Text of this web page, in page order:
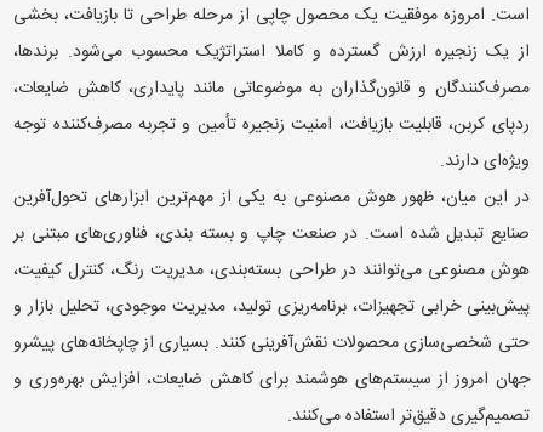
است. امروزه موفقیت یک محصول چاپی از مرحله طراحی تا بازیافت، بخشی
از یک زنجیره ارزش گسترده و کاملا استراتژیک محسوب می‌شود. برندها،
مصرف‌کنندگان و قانون‌گذاران به موضوعاتی مانند پایداری، کاهش ضایعات،
ردپای کربن، قابلیت بازیافت، امنیت زنجیره تأمین و تجربه مصرف‌کننده توجه
ویژه‌ای دارند.
در این میان، ظهور هوش مصنوعی به یکی از مهم‌ترین ابزارهای تحول‌آفرین
صنایع تبدیل شده است. در صنعت چاپ و بسته بندی، فناوری‌های مبتنی بر
هوش مصنوعی می‌توانند در طراحی بسته‌بندی، مدیریت رنگ، کنترل کیفیت،
پیش‌بینی خرابی تجهیزات، برنامه‌ریزی تولید، مدیریت موجودی، تحلیل بازار و
حتی شخصی‌سازی محصولات نقش‌آفرینی کنند. بسیاری از چاپخانه‌های پیشرو
جهان امروز از سیستم‌های هوشمند برای کاهش ضایعات، افزایش بهره‌وری و
تصمیم‌گیری دقیق‌تر استفاده می‌کنند.